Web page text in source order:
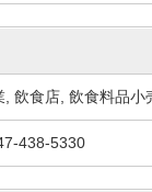
飲食店, 飲食料品小
438-5330